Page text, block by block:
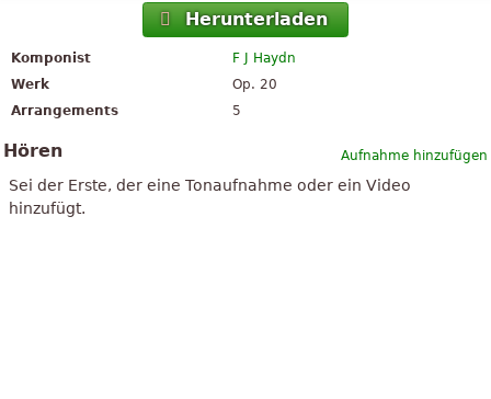
Herunterladen
Komponist
F J Haydn
Werk
Op. 20
Arrangements
5
Aufnahme hinzufügen
Hören
Sei der Erste, der eine Tonaufnahme oder ein Video
hinzufügt.